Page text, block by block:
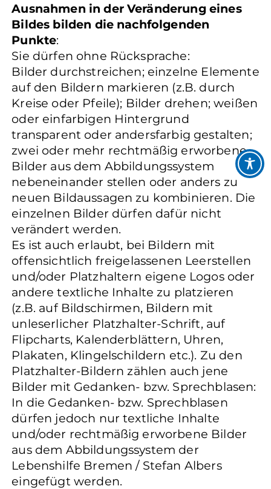
Ausnahmen in der Veränderung eines
Bildes bilden die nachfolgenden
Punkte:
Sie dürfen ohne Rücksprache:
Bilder durchstreichen; einzelne Elemente
auf den Bildern markieren (z.B. durch
Kreise oder Pfeile); Bilder drehen; weißen
oder einfarbigen Hintergrund
transparent oder andersfarbig gestalten;
zwei oder mehr rechtmäßig erworbene
Bilder aus dem Abbildungssystem
nebeneinander stellen oder anders zu
neuen Bildaussagen zu kombinieren. Die
einzelnen Bilder dürfen dafür nicht
verändert werden.
Es ist auch erlaubt, bei Bildern mit
offensichtlich freigelassenen Leerstellen
und/oder Platzhaltern eigene Logos oder
andere textliche Inhalte zu platzieren
(z.B. auf Bildschirmen, Bildern mit
unleserlicher Platzhalter-Schrift, auf
Flipcharts, Kalenderblättern, Uhren,
Plakaten, Klingelschildern etc.). Zu den
Platzhalter-Bildern zählen auch jene
Bilder mit Gedanken- bzw. Sprechblasen:
In die Gedanken- bzw. Sprechblasen
dürfen jedoch nur textliche Inhalte
und/oder rechtmäßig erworbene Bilder
aus dem Abbildungssystem der
Lebenshilfe Bremen / Stefan Albers
eingefügt werden.